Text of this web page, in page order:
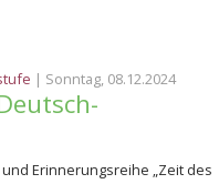
| Sonntag, 08.12.2024
Erinnerungsreihe „Zeit des